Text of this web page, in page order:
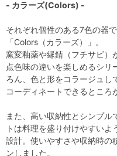
- カラーズ(Colors) -
それぞれ個性のある7色の器
「Colors（カラーズ）」。
窯変釉薬や縁錆（フチサビ）
点色味の違いを楽しめるシリ
ろん、色と形をコラージュし
コーディネートできるところ
また、高い収納性とシンプ
トは料理を盛り付けやすい
設計。使いやすさや収納時の
ンしました。